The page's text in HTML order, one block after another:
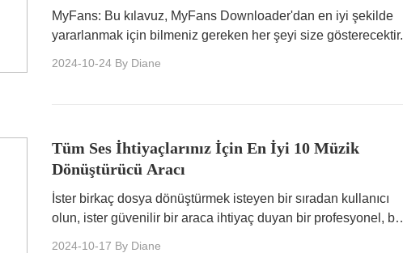
MyFans: Bu kılavuz, MyFans Downloader'dan en iyi şekilde
yararlanmak için bilmeniz gereken her şeyi size gösterecektir.
2024-10-24 By Diane
Tüm Ses İhtiyaçlarınız İçin En İyi 10 Müzik
Dönüştürücü Aracı
İster birkaç dosya dönüştürmek isteyen bir sıradan kullanıcı
olun, ister güvenilir bir araca ihtiyaç duyan bir profesyonel, bu
2024-10-17 By Diane